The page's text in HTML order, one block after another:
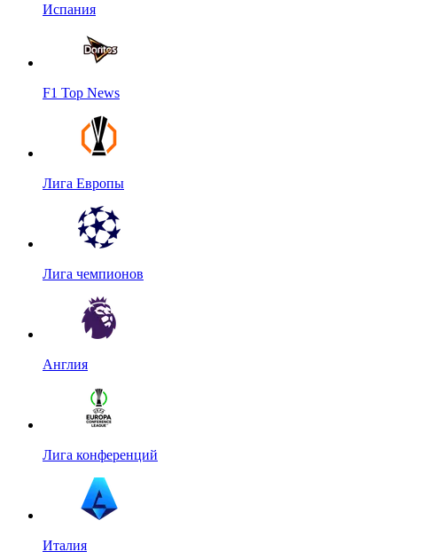
Испания
F1 Top News
Лига Европы
Лига чемпионов
Англия
Лига конференций
Италия